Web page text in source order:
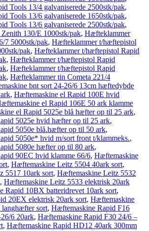
Tools 13/4 galvaniserede 2500stk/pak,
Tools 13/6 galvaniserede 1650stk/pak,
Tools 13/6 galvaniserede 2500stk/pak,
130/E 1000stk/pak, Hæfteklammer
7 5000stk/pak, Hæfteklammer t/hæftepistol
pak, Hæfteklammer t/hæftepistol Rapid
, Hæfteklammer t/hæftepistol Rapid
, Hæfteklammer t/hæftepistol Rapid
, Hæfteklammer tin Cometa 221/4
bnt sort 24-26/6 13cm hæftedybde
, Hæftemaskine el Rapid 100E hvid
el Rapid 106E 50 ark klamme
el Rapid 5025e blå hæfter op til 25 ark,
5025e hvid hæfter op til 25 ark,
5050e blå.hæfter op til 50 ark,
5050e* hvid m/sort front t/klammeks.,
5080e hæfter op til 80 ark,
90EC hvid klamme 66/6, Hæftemaskine
, Hæftemaskine Leitz 5504 40ark sort,
5517 10ark sort, Hæftemaskine Leitz 5532
, Hæftemaskine Leitz 5533 elektrisk 20ark
Rapid 10BX batteridrevet 10ark sort,
20EX elektrisk 20ark sort, Hæftemaskine
langhæfter sort, Hæftemaskine Rapid F16
6 20ark, Hæftemaskine Rapid F30 24/6 –
, Hæftemaskine Rapid HD12 40ark 300mm